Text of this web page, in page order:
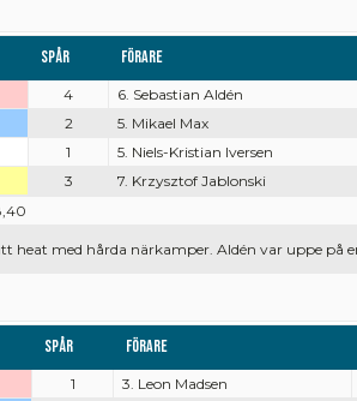
Spår Förare
4
6. Sebastian Aldén
2
5. Mikael Max
1
5. Niels-Kristian Iversen
3
7. Krzysztof Jablonski
heat med hårda närkamper. Aldén var uppe på
Spår Förare
1
3. Leon Madsen